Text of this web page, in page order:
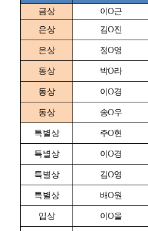
금상
이O근
은상
김O진
은상 정O영
동상 박O라
동상 이O경
동상 송O우
특별상 주O현
특별상 이O경
특별상 김O영
특별상 배O원
입상 이O을